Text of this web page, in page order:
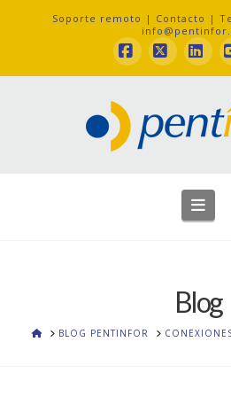
Soporte remoto | Contacto |
Facebook
X
Blog
HOMEBLOG PENTINFOR